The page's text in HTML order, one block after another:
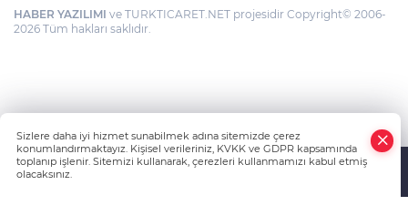
HABER YAZILIMI ve TURKTICARET.NET projesidir Copyright© 2006-
2026 Tüm hakları saklıdır.
Sizlere daha iyi hizmet sunabilmek adına sitemizde çerez
konumlandırmaktayız. Kişisel verileriniz, KVKK ve GDPR kapsamında
toplanıp işlenir. Sitemizi kullanarak, çerezleri kullanmamızı kabul etmiş
olacaksınız.